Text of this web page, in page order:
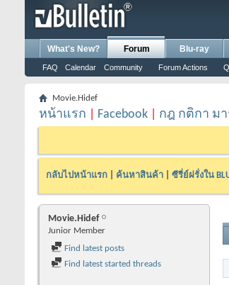
What's New? Forum
FAQ Calendar Community Forum Actions
Blu-ray
Movie.Hidef
หน้าแรก Facebook กฎ กติกา ม
กลับไปหน้าแรก ค้นหาสินค้า ซีรี่ย์ฝรั่งใน
Movie.Hidef
Junior Member
Find latest posts
Find latest started threads